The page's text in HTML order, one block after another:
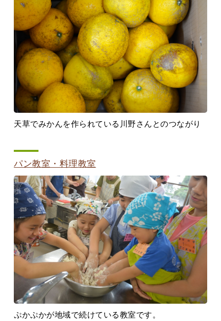
天草でみかんを作られている川野さんとのつながり
パン教室・料理教室
ぷかぷかが地域で続けている教室です。